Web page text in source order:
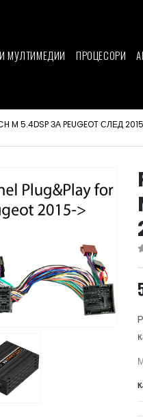
МУЛТИМЕДИИ ПРОЦЕСОРИ
M 5.4DSP ЗА PEUGEOT СЛЕД